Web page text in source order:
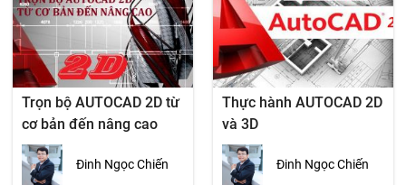
Trọn bộ AUTOCAD 2D từ
cơ bản đến nâng cao
Đinh Ngọc Chiến
Thực hành AUTOCAD 2D
và 3D
Đinh Ngọc Chiến